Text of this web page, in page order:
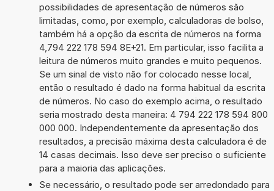
possibilidades de apresentação de números são
limitadas, como, por exemplo, calculadoras de bolso,
também há a opção da escrita de números na forma
4,794 222 178 594 8E+21. Em particular, isso facilita a
leitura de números muito grandes e muito pequenos.
Se um sinal de visto não for colocado nesse local,
então o resultado é dado na forma habitual da escrita
de números. No caso do exemplo acima, o resultado
seria mostrado desta maneira: 4 794 222 178 594 800
000 000. Independentemente da apresentação dos
resultados, a precisão máxima desta calculadora é de
14 casas decimais. Isso deve ser preciso o suficiente
para a maioria das aplicações.
Se necessário, o resultado pode ser arredondado para